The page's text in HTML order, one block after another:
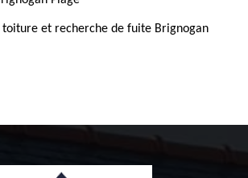
et recherche de fuite Brignogan